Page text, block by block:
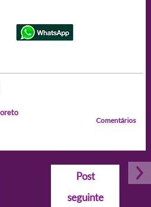
Comentários
Post
seguinte